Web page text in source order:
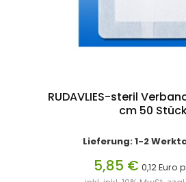
RUDAVLIES-steril
cm 50
Lieferung: 1-2
5,85 € 0,12 Euro